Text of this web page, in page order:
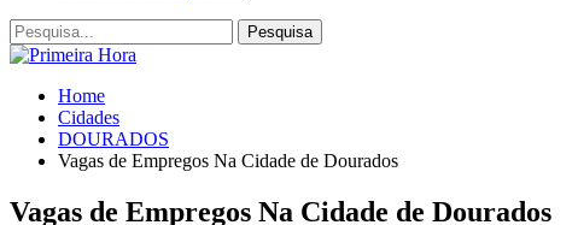
Home
Cidades
DOURADOS
Vagas de Empregos Na Cidade de Dourados
Vagas de Empregos Na Cidade de Dourados